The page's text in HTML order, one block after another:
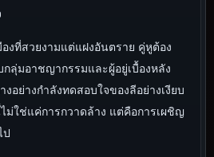
งที่สวยงามแต่แฝงอันตราย คู่หูต้อง
ลุ่มอาชญากรรมและผู้อยู่เบื้องหลัง
อย่างกำลังทดสอบใจของลีอย่างเงียบ
ม่ใช่แค่การกวาดล้าง แต่คือการเผชิญ
ป